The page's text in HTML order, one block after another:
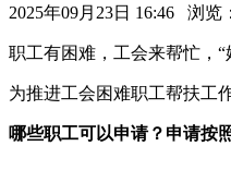
2025年09月23日 16:46 浏
职工有困难，工会来帮忙，“
为推进工会困难职工帮扶工
哪些职工可以申请？申请按